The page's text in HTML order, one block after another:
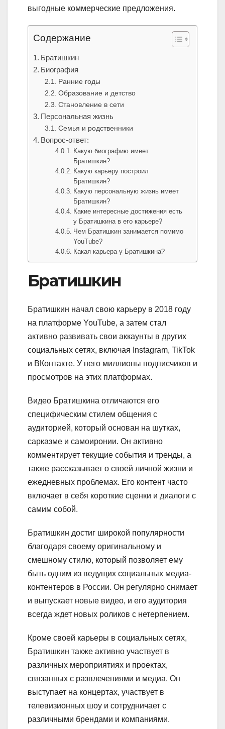
выгодные коммерческие предложения.
Содержание
Братишкин
Биография
Ранние годы
Образование и детство
Становление в сети
Персональная жизнь
Семья и родственники
Вопрос-ответ:
Какую биографию имеет
Братишкин?
Какую карьеру построил
Братишкин?
Какую персональную жизнь имеет
Братишкин?
Какие интересные достижения есть
у Братишкина в его карьере?
Чем Братишкин занимается помимо
YouTube?
Какая карьера у Братишкина?
Братишкин
Братишкин начал свою карьеру в 2018 году
на платформе YouTube, а затем стал
активно развивать свои аккаунты в других
социальных сетях, включая Instagram, TikTok
и ВКонтакте. У него миллионы подписчиков и
просмотров на этих платформах.
Видео Братишкина отличаются его
специфическим стилем общения с
аудиторией, который основан на шутках,
сарказме и самоиронии. Он активно
комментирует текущие события и тренды, а
также рассказывает о своей личной жизни и
ежедневных проблемах. Его контент часто
включает в себя короткие сценки и диалоги с
самим собой.
Братишкин достиг широкой популярности
благодаря своему оригинальному и
смешному стилю, который позволяет ему
быть одним из ведущих социальных медиа-
контентеров в России. Он регулярно снимает
и выпускает новые видео, и его аудитория
всегда ждет новых роликов с нетерпением.
Кроме своей карьеры в социальных сетях,
Братишкин также активно участвует в
различных мероприятиях и проектах,
связанных с развлечениями и медиа. Он
выступает на концертах, участвует в
телевизионных шоу и сотрудничает с
различными брендами и компаниями.